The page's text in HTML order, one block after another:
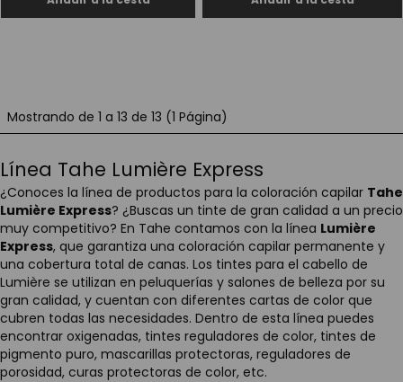
Línea Tahe Lumière Express
¿Conoces la línea de productos para la coloración capilar Tahe
Lumière Express? ¿Buscas un tinte de gran calidad a un precio
muy competitivo? En Tahe contamos con la línea Lumière
Express, que garantiza una coloración capilar permanente y
una cobertura total de canas. Los tintes para el cabello de
Lumière se utilizan en peluquerías y salones de belleza por su
gran calidad, y cuentan con diferentes cartas de color que
cubren todas las necesidades. Dentro de esta línea puedes
encontrar oxigenadas, tintes reguladores de color, tintes de
pigmento puro, mascarillas protectoras, reguladores de
porosidad, curas protectoras de color, etc.
Mostrando de 1 a 13 de 13 (1 Página)